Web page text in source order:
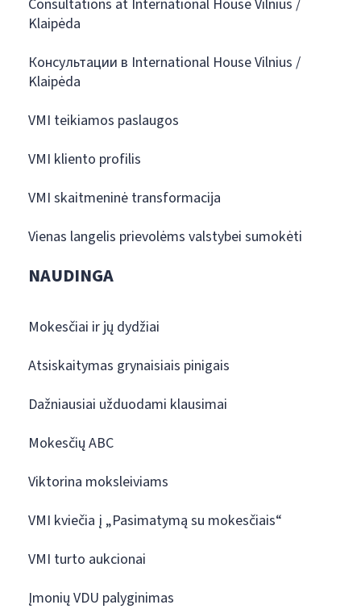
Consultations at International House Vilnius /
Klaipėda
Консультации в International House Vilnius /
Klaipėda
VMI teikiamos paslaugos
VMI kliento profilis
VMI skaitmeninė transformacija
Vienas langelis prievolėms valstybei sumokėti
NAUDINGA
Mokesčiai ir jų dydžiai
Atsiskaitymas grynaisiais pinigais
Dažniausiai užduodami klausimai
Mokesčių ABC
Viktorina moksleiviams
VMI kviečia į „Pasimatymą su mokesčiais“
VMI turto aukcionai
Įmonių VDU palyginimas